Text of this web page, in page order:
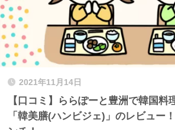
2021年11月14日
【口コミ】ららぽーと豊洲で韓国料
「韓美膳(ハンビジェ)」のレビュー